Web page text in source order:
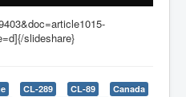
slideshare}
CL-289 CL-89
Canada